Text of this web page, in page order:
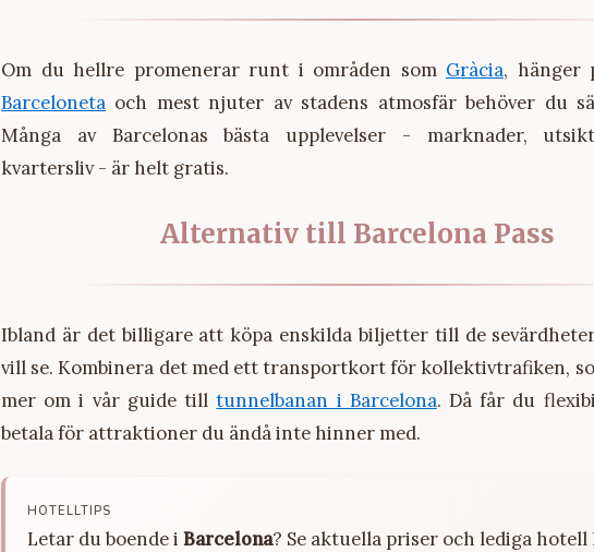
Om du hellre promenerar runt i områden som Gràcia, hänger
Barceloneta och mest njuter av stadens atmosfär behöver du
Många av Barcelonas bästa upplevelser - marknader,
kvartersliv - är helt gratis.
Alternativ till Barcelona Pass
Ibland är det billigare att köpa enskilda biljetter till de
vill se. Kombinera det med ett transportkort för kollektivtrafiken,
mer om i vår guide tilltunnelbanan i Barcelona. Då får du
betala för attraktioner du ändå inte hinner med.
HOTELLTIPS
Letar du boende i Barcelona? Se aktuella priser och lediga hotell